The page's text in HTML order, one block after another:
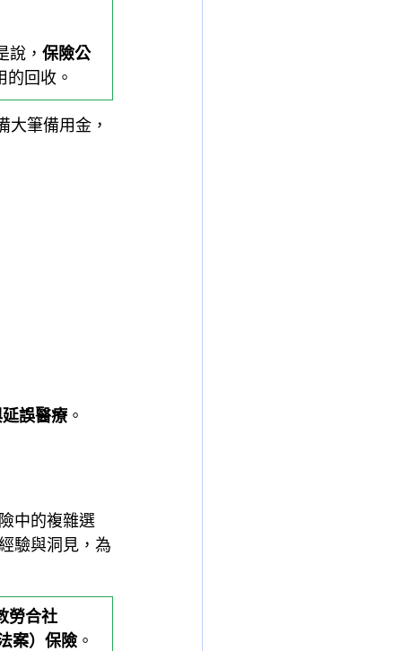
， 保險公
的回收。
大筆備用金，
誤醫療。
中的複雜選
驗與洞見，為
勞合社
案）保險 。